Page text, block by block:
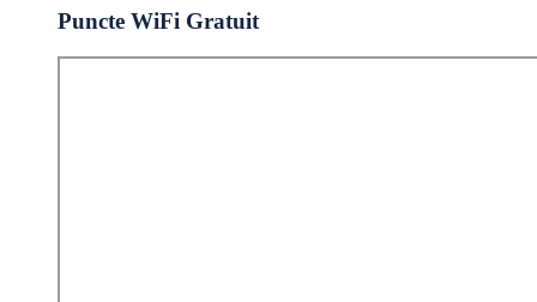
Puncte WiFi Gratuit